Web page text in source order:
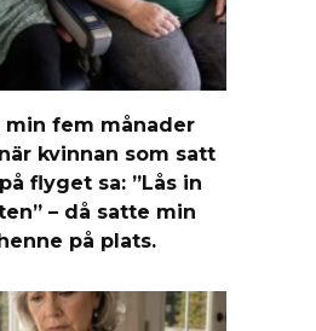
min fem månader
kvinnan som satt
flyget sa: ”Lås in
– då satte min
på plats.